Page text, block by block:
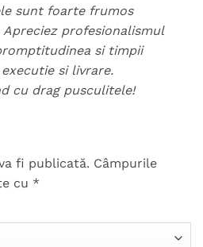
sunt foarte frumos
Apreciez profesionalismul
si timpii
si livrare.
cu drag pusculitele!
fi publicată. Câmpurile
cu *